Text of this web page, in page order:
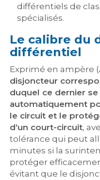
différentiels de
spécialisés.
Le calibre du
différentiel
Exprimé en ampère
disjoncteur
duquel ce dernier
automatiquement
le circuit et le
d’un court-circuit,
tolérance qui peut
minutes si la
protéger
évitant que le